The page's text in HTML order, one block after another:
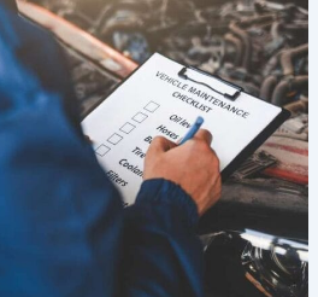
في
الخبر
–
الدمام